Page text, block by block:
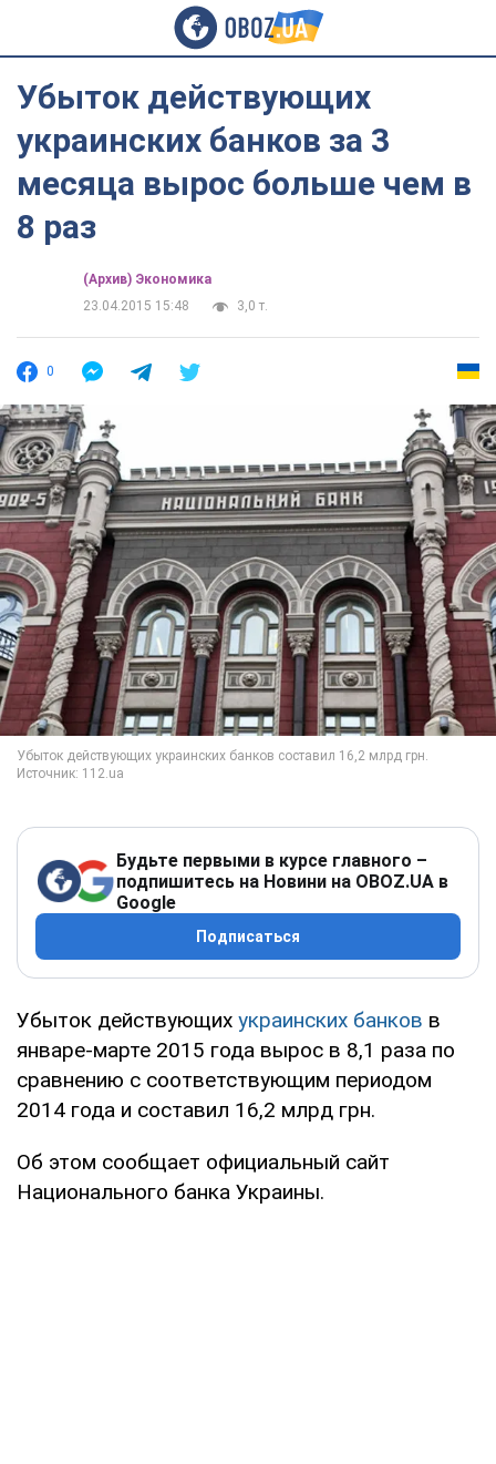
Убыток действующих
украинских банков за 3
месяца вырос больше чем в
8 раз
(Архив) Экономика
23.04.2015 15:48
3,0 т.
0
Будьте первыми в курсе главного –
подпишитесь на Новини на OBOZ.UA в
Google
Подписаться
Убыток действующих украинских банков в
январе-марте 2015 года вырос в 8,1 раза по
сравнению с соответствующим периодом
2014 года и составил 16,2 млрд грн.
Об этом сообщает официальный сайт
Национального банка Украины.